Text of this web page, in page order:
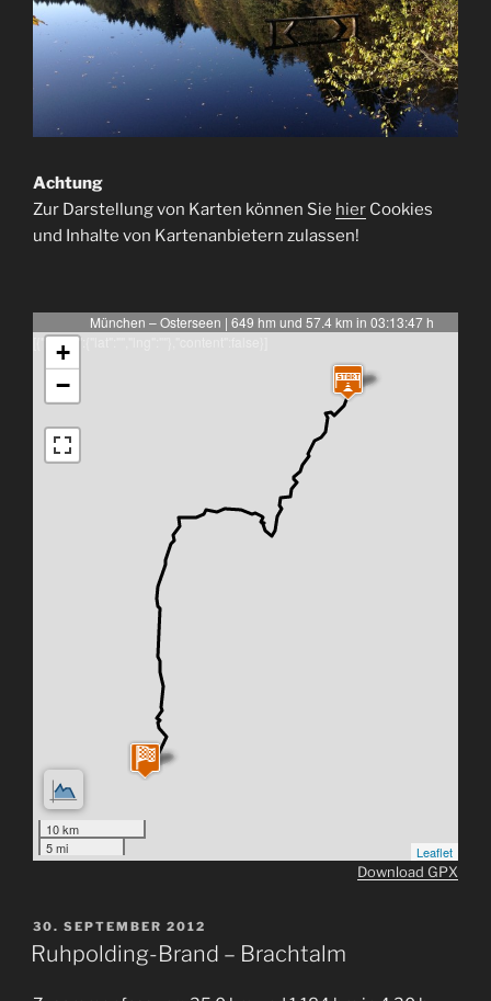
Achtung
Zur Darstellung von Karten können Sie hier Cookies
und Inhalte von Kartenanbietern zulassen!
München – Osterseen | 649 hm und 57.4 km in 03:13:47 h
[{"latlng":{"lat":"","lng":""},"content":false}]
+
−
10 km
5 mi
Leaflet
Download GPX
VERÖFFENTLICHT
AM
30. SEPTEMBER 2012
Ruhpolding-Brand – Brachtalm